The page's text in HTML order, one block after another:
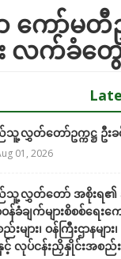
ာ်မတီဥ
ား လက်ခံ
သူ့လွှတ်တော်ဥက္ကဋ္ဌ ဦး
01, 2026
သူ့လွှတ်တော် အစိုးရ၏ အ
န်ခံချက်များစိစစ်ရေ
းများ၊ ဝန်ကြီးဌာနမ
လုပ်ငန်းညှိနှိုင်းအစည်း